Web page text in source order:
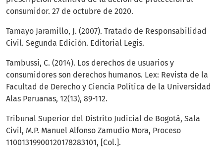
consumidor. 27 de octubre de 2020.
Tamayo Jaramillo, J. (2007). Tratado de Responsabilidad
Civil. Segunda Edición. Editorial Legis.
Tambussi, C. (2014). Los derechos de usuarios y
consumidores son derechos humanos. Lex: Revista de la
Facultad de Derecho y Ciencia Política de la Universidad
Alas Peruanas, 12(13), 89-112.
Tribunal Superior del Distrito Judicial de Bogotá, Sala
Civil, M.P. Manuel Alfonso Zamudio Mora, Proceso
11001319900120178283101, [Col.].